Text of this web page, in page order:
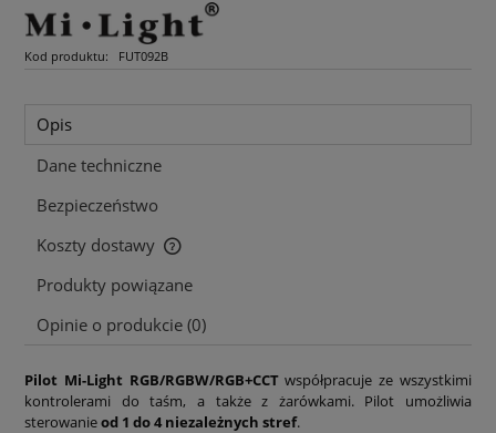
Kod produktu: FUT092B
Opis
Dane techniczne
Bezpieczeństwo
Koszty dostawy
Cena nie zawiera ewentualnych kosztów płatności
Produkty powiązane
Opinie o produkcie (0)
Pilot Mi-Light RGB/RGBW/RGB+CCTwspółpracuje ze wszystkimi
kontrolerami do taśm, a także z żarówkami. Pilot umożliwia
sterowanieod 1 do 4 niezależnych stref.